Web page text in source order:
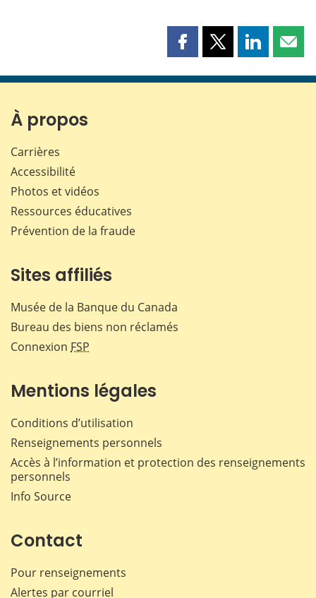
Partager
page
Partager
page
Partager
page page
À propos
Carrières
Accessibilité
Photos et vidéos
Ressources éducatives
Prévention de la fraude
Sites affiliés
Musée de la Banque du Canada
Bureau des biens non réclamés
Connexion FSP
Mentions légales
Conditions d’utilisation
Renseignements personnels
Accès à l’information et protection des renseignements
personnels
Info Source
Contact
Pour renseignements
Alertes par courriel